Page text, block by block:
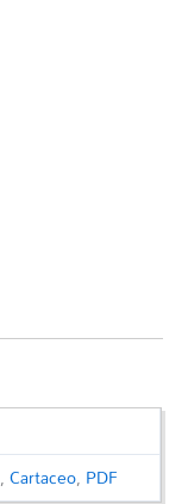
,Cartaceo, PDF